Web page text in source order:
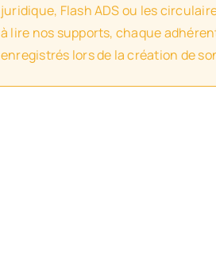
juridique, Flash ADS ou les
à lire nos supports, chaque
enregistrés lors de la création de